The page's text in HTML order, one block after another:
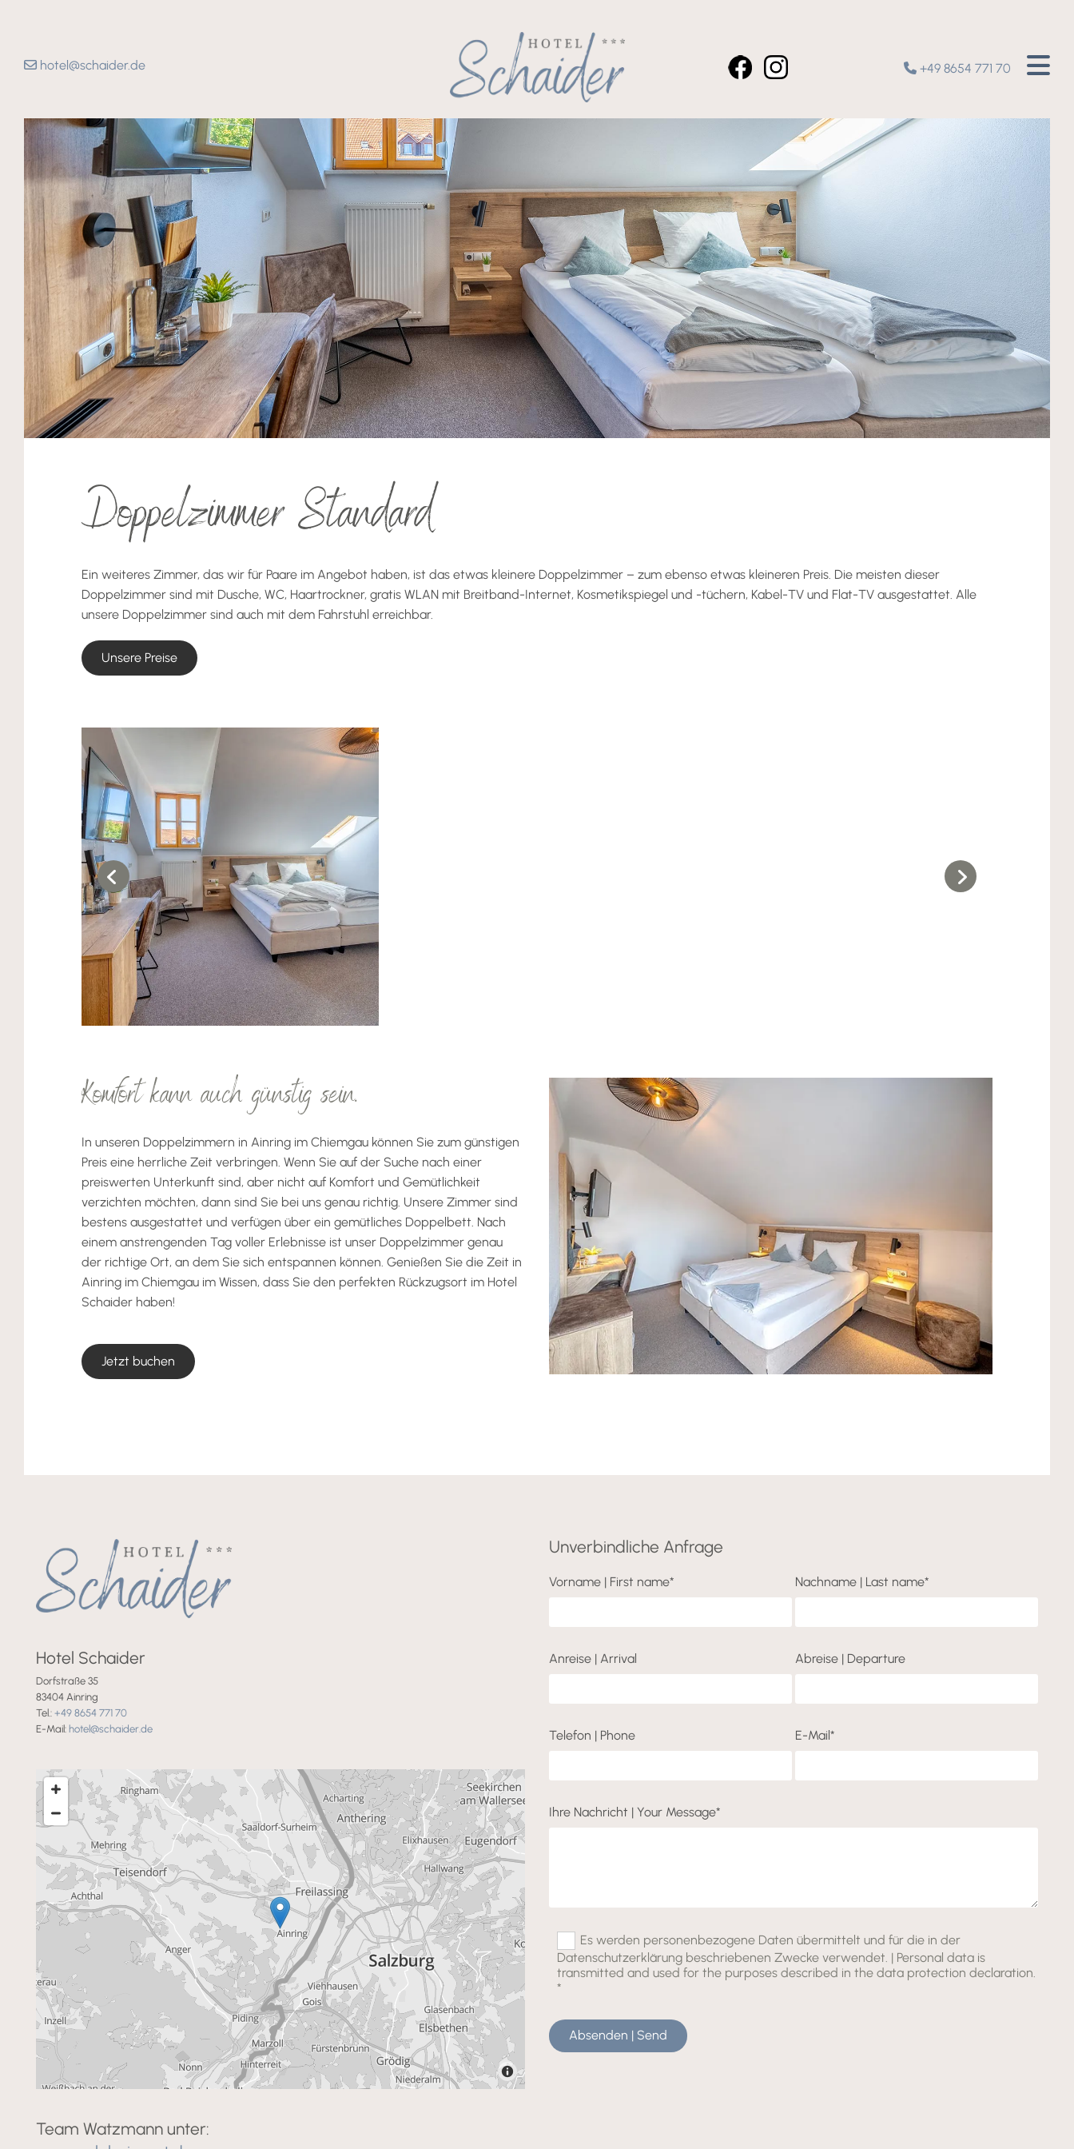
 hotel@schaider.de  +49 8654 771 70
Doppelzimmer Standard
Ein weiteres Zimmer, das wir für Paare im Angebot haben, ist das etwas kleinere Doppelzimmer – zum ebenso etwas kleineren Preis. Die meisten dieser
Doppelzimmer sind mit Dusche, WC, Haartrockner, gratis WLAN mit Breitband-Internet, Kosmetikspiegel und -tüchern, Kabel-TV und Flat-TV ausgestattet. Alle
unsere Doppelzimmer sind auch mit dem Fahrstuhl erreichbar.
Unsere Preise
Komfort kann auch günstig sein.
In unseren Doppelzimmern in Ainring im Chiemgau können Sie zum günstigen
Preis eine herrliche Zeit verbringen. Wenn Sie auf der Suche nach einer
preiswerten Unterkunft sind, aber nicht auf Komfort und Gemütlichkeit
verzichten möchten, dann sind Sie bei uns genau richtig. Unsere Zimmer sind
bestens ausgestattet und verfügen über ein gemütliches Doppelbett. Nach
einem anstrengenden Tag voller Erlebnisse ist unser Doppelzimmer genau
der richtige Ort, an dem Sie sich entspannen können. Genießen Sie die Zeit in
Ainring im Chiemgau im Wissen, dass Sie den perfekten Rückzugsort im Hotel
Schaider haben!
Jetzt buchen
Hotel Schaider
Dorfstraße 35
83404 Ainring
Tel.: +49 8654 771 70
E-Mail: hotel@schaider.de
Team Watzmann unter:
Unverbindliche Anfrage
Vorname | First name* Nachname | Last name*
Anreise | Arrival Abreise | Departure
Telefon | Phone E-Mail*
Ihre Nachricht | Your Message*
Es werden personenbezogene Daten übermittelt und für die in der
Datenschutzerklärung beschriebenen Zwecke verwendet. | Personal data is
transmitted and used for the purposes described in the data protection declaration.
*